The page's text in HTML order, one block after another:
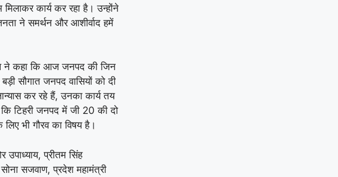
कार्य कर रहा है। उन्होंने
ने समर्थन और आशीर्वाद हमें
ने कहा कि आज जनपद की जिन
सौगात जनपद वासियों को दी
कर रहे हैं, उनका कार्य तय
कि टिहरी जनपद में जी 20 की दो
भी गौरव का विषय है।
प्रीतम सिंह
सजवाण, प्रदेश महामंत्री